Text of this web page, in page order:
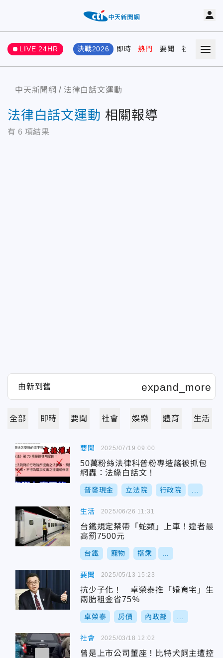
LIVE 24HR 決戰2026 即時 熱門 要聞 社會 娛樂
中天新聞網 法律白話文運動
法律白話文運動 相關報導
有 6 項結果
全部 即時 要聞 社會 娛樂 體育 生活
要聞
50萬粉絲法律科普粉專造謠被抓包
網轟：法綠白話文！
普發現金 立法院 行政院
2025/07/19 09:00
生活
台鐵規定禁帶「蛇類」上車！違者最
高罰7500元
台鐵 寵物 搭乘
2025/06/26 11:31
要聞
抗少子化！ 卓榮泰推「婚育宅」生
兩胎租金省75％
卓榮泰 房價 內政部
2025/05/13 15:23
社會
曾是上市公司董座！比特犬飼主遭控
2025/03/18 12:02